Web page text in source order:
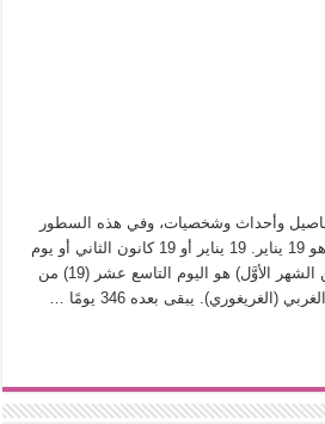
يُقرأ بالنكهات
وسرحت!
تفاصيل وأحداث وشخصيات، وفي هذه السطور
نحكي حكايات الأيام.. واليوم هو 19 يناير. 19 يناير أو 19 كانون الثاني أو يوم
19 \ 1 (اليوم التاسع عشر من الشهر الأوَّل) هو اليوم التاسع عشر (19) من
(الغريغوري). يبقى بعده 346 يومًا …